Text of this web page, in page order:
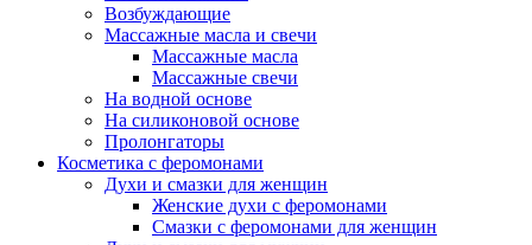
Возбуждающие
Массажные масла и свечи
Массажные масла
Массажные свечи
На водной основе
На силиконовой основе
Пролонгаторы
Косметика с феромонами
Духи и смазки для женщин
Женские духи с феромонами
Смазки с феромонами для женщин